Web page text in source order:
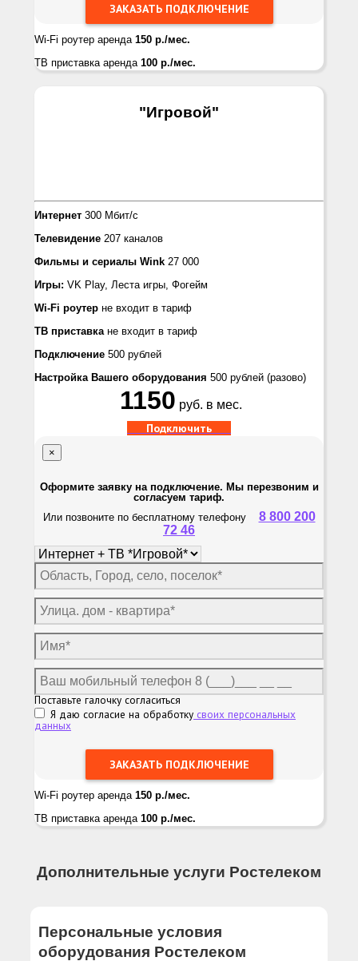
Wi-Fi роутер аренда 150 р./мес.
ТВ приставка аренда 100 р./мес.
"Игровой"
Интернет 300 Мбит/с
Телевидение 207 каналов
Фильмы и сериалы Wink 27 000
Игры: VK Play, Лeста игры, Фогейм
Wi-Fi роутер не входит в тариф
ТВ приставкане входит в тариф
Подключение 500 рублей
Настройка Вашего оборудования 500 рублей (разово)
1150 руб. в мес.
Подключить
×
Оформите заявку на подключение. Мы перезвоним и
согласуем тариф.
Или позвоните по бесплатному телефону 8 800 200
72 46
Поставьте галочку согласиться
Я даю согласие на обработку своих персональных
данных
Wi-Fi роутер аренда 150 р./мес.
ТВ приставка аренда 100 р./мес.
Дополнительные услуги Ростелеком
Персональные условия
оборудования Ростелеком